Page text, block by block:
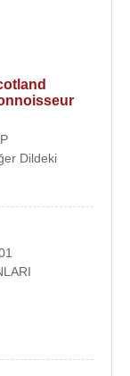
düşme
seçilecek
Jackson'lara
geçiren
alarak,
gelişmeden
sürdü. Bu
oldu.
Dildeki